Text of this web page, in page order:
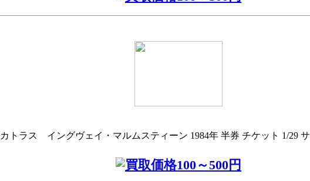
トラス イングヴェイ・マルムスティーン 1984年 半券 チケット 1/29